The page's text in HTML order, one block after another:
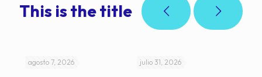
This is the title
agosto 7, 2026 julio 31, 2026